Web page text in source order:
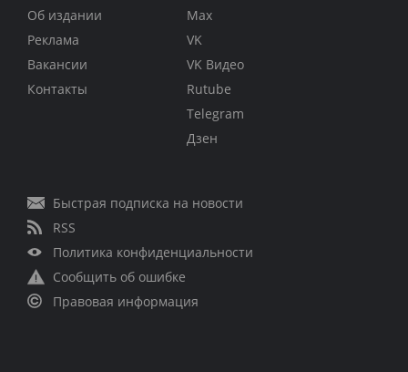
Об издании
Реклама
Вакансии
Контакты
Max
VK
VK Видео
Rutube
Telegram
Дзен
Быстрая подписка на новости
RSS
Политика конфиденциальности
Сообщить об ошибке
Правовая информация